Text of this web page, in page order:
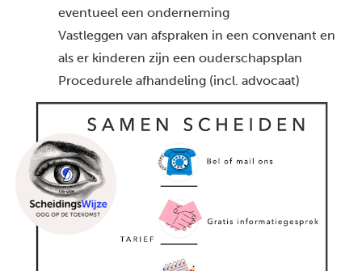
eventueel een onderneming
Vastleggen van afspraken in een convenant en
als er kinderen zijn een ouderschapsplan
Procedurele afhandeling (incl. advocaat)